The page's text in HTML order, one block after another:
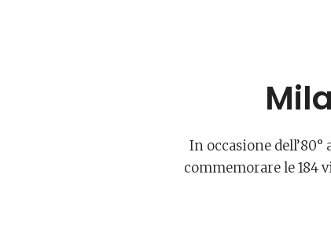
In occasione
commemorare le 184